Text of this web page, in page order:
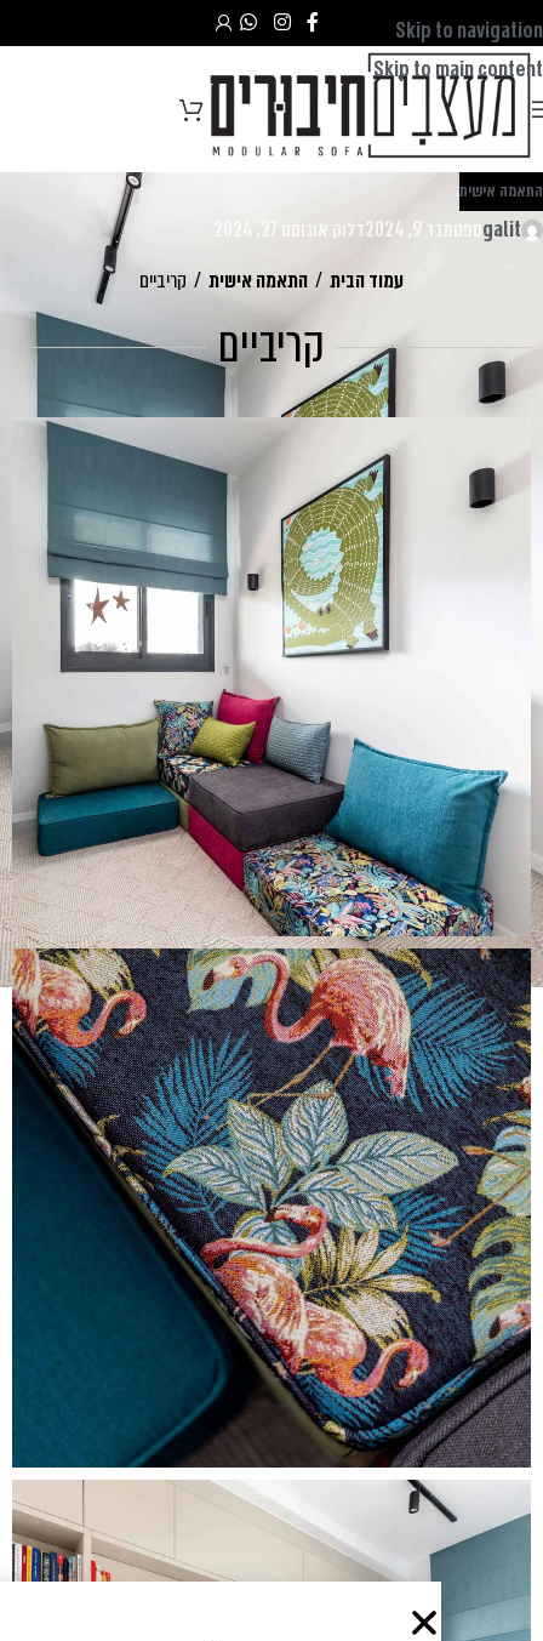
Skip to navigation
Skip to main content
התאמה אישית
galitספטמבר 9, 2024
דלוק אוגוסט 27, 2024
עמוד הבית / התאמה אישית / קריביים
קריביים